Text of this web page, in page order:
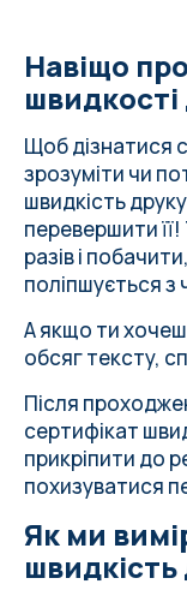
Навіщо
Щоб дізнатися
зрозуміти чи
швидкість друку
перевершити
разів і
поліпшується з
А якщо ти
обсяг тексту,
Після
сертифікат
прикріпити до
похизуватися
Як ми
швидкість